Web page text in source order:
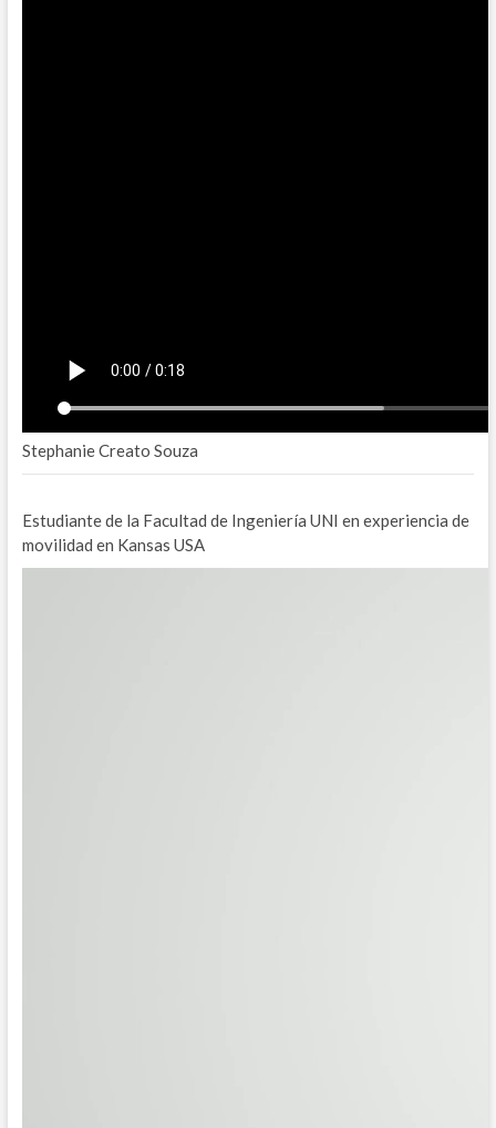
Stephanie Creato Souza
Estudiante de la Facultad de Ingeniería UNI en experiencia de
movilidad en Kansas USA